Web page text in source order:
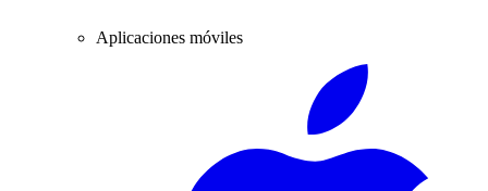
Aplicaciones móviles